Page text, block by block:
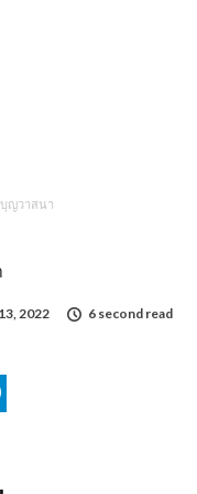
ญวาสนา
2022
6 second read